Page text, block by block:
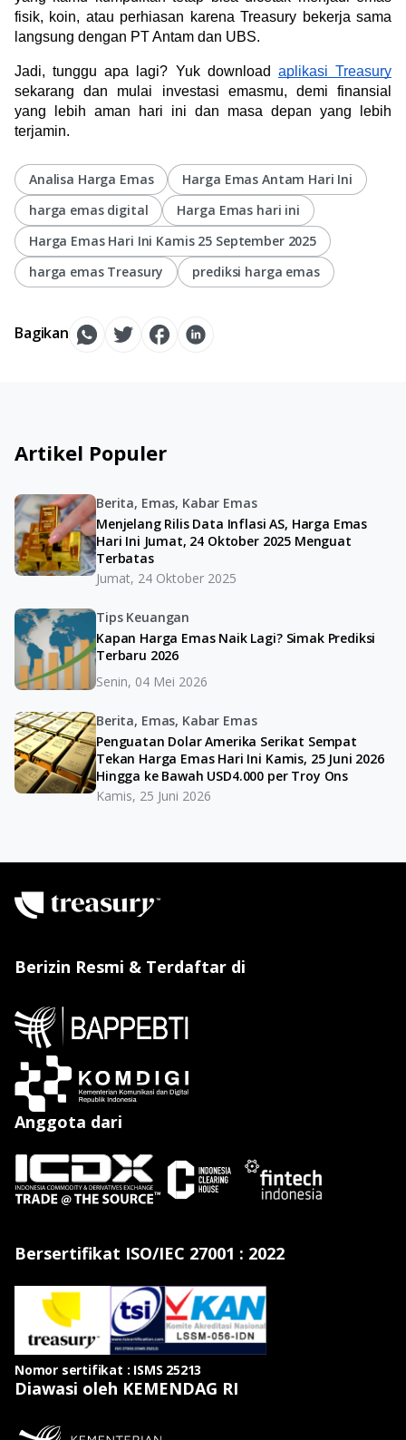
fisik, koin, atau perhiasan karena Treasury bekerja sama
langsung dengan PT Antam dan UBS.
Jadi, tunggu apa lagi? Yuk download aplikasi Treasury
sekarang dan mulai investasi emasmu, demi finansial
yang lebih aman hari ini dan masa depan yang lebih
terjamin.
Analisa Harga Emas
Harga Emas Antam Hari Ini
harga emas digital
Harga Emas hari ini
Harga Emas Hari Ini Kamis 25 September 2025
harga emas Treasury
prediksi harga emas
Bagikan
Artikel Populer
Berita, Emas, Kabar Emas
Menjelang Rilis Data Inflasi AS, Harga Emas
Hari Ini Jumat, 24 Oktober 2025 Menguat
Terbatas
Jumat, 24 Oktober 2025
Tips Keuangan
Kapan Harga Emas Naik Lagi? Simak Prediksi
Terbaru 2026
Senin, 04 Mei 2026
Berita, Emas, Kabar Emas
Penguatan Dolar Amerika Serikat Sempat
Tekan Harga Emas Hari Ini Kamis, 25 Juni 2026
Hingga ke Bawah USD4.000 per Troy Ons
Kamis, 25 Juni 2026
Berizin Resmi & Terdaftar di
Anggota dari
Bersertifikat ISO/IEC 27001 : 2022
Nomor sertifikat : ISMS 25213
Diawasi oleh KEMENDAG RI